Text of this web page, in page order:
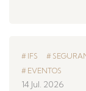
IFS
EVENTOS
14 Jul. 2026